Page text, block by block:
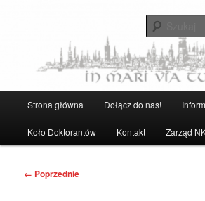
Naukowe Koło
Strona główna Dołącz do nas!
Koło Doktorantów Kontakt Zarząd
Nawigacja
← Poprzednie